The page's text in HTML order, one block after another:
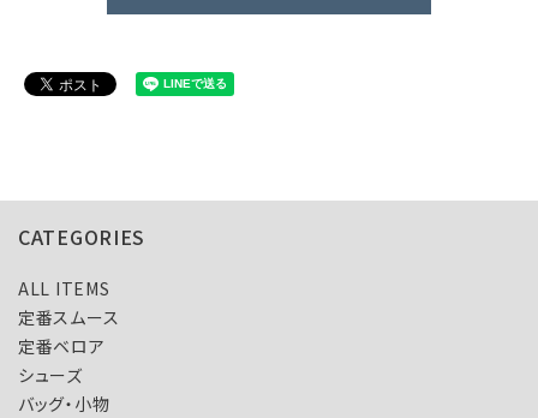
CATEGORIES
ALL ITEMS
定番スムース
定番ベロア
シューズ
バッグ・小物